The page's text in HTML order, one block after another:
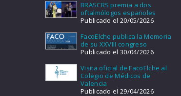
BRASCRS premia a dos
oftalmólogos españoles
Publicado el 20/05/2026
FacoElche publica la Memoria
de su XXVIII congreso
Publicado el 30/04/2026
Visita oficial de FacoElche al
Colegio de Médicos de
Valencia
Publicado el 29/04/2026